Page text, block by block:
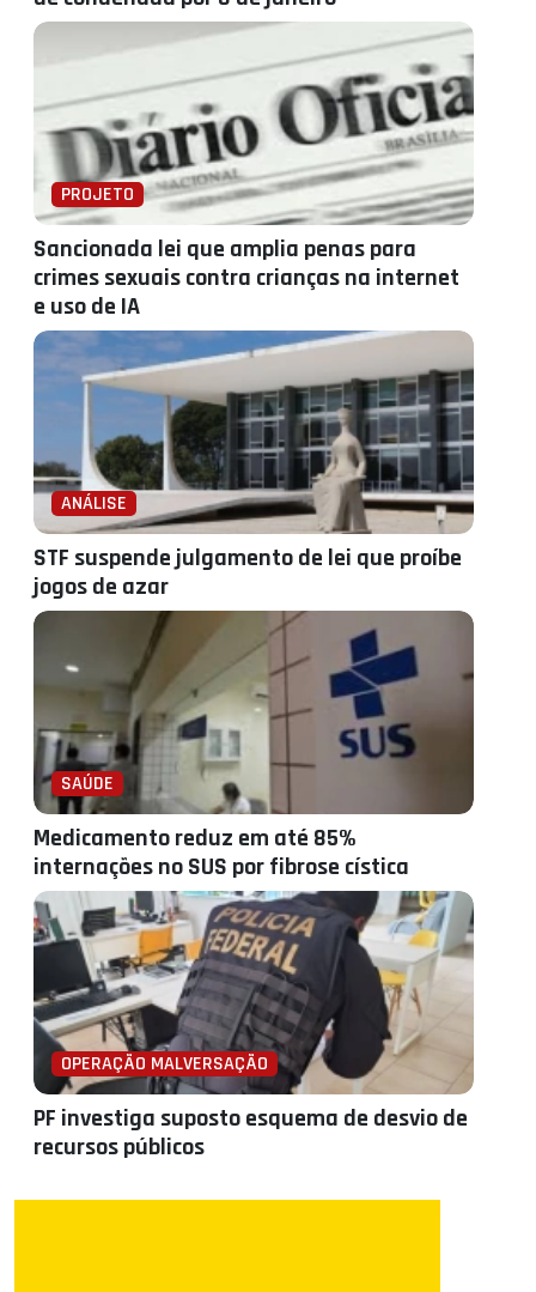
PROJETO
Sancionada lei que amplia penas para
crimes sexuais contra crianças na internet
e uso de IA
ANÁLISE
STF suspende julgamento de lei que proíbe
jogos de azar
SAÚDE
Medicamento reduz em até 85%
internações no SUS por fibrose cística
OPERAÇÃO MALVERSAÇÃO
PF investiga suposto esquema de desvio de
recursos públicos